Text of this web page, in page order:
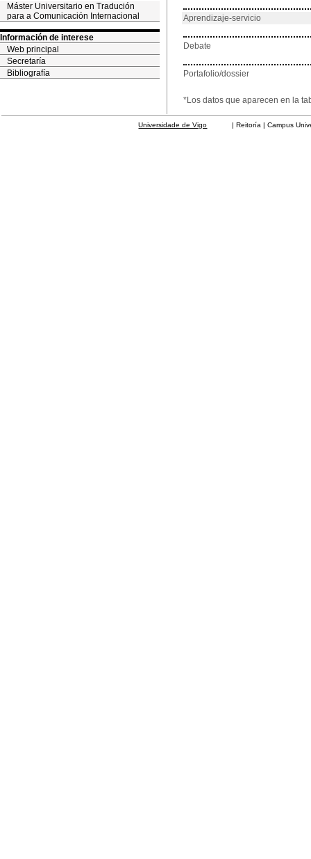
Máster Universitario en Tradución
para a Comunicación Internacional
Información de interese
Web principal
Secretaría
Bibliografía
Aprendizaje-servicio
Debate
Portafolio/dossier
*Los datos que aparecen en la
Universidade de Vigo | Reitoría | Campus